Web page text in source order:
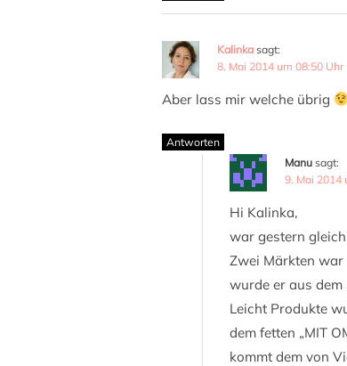
Kalinka sagt:
8. Mai 2014 um 08:50 Uhr
Aber lass mir welche übrig
Antworten
Manu sagt:
9. Mai 2014
Hi Kalinka,
war gestern
Zwei Märkten
wurde er aus
Leicht Produkte
dem fetten „MIT
kommt dem von